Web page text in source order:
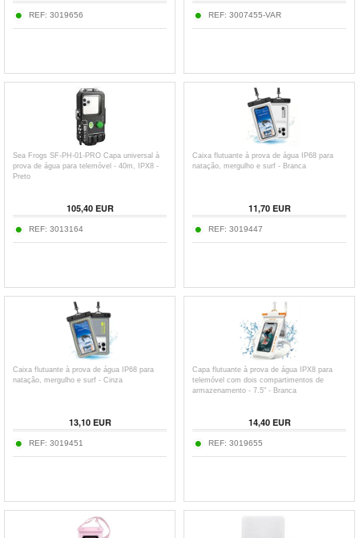
REF: 3019656 REF: 3007455-VAR
Sea Frogs SF-PH-01-PRO Capa universal à
prova de água para telemóvel - 40m, IPX8 -
Preto
105,40EUR
REF: 3013164
Caixa flutuante à prova de água IP68 para
natação, mergulho e surf - Branca
11,70EUR
REF: 3019447
Caixa flutuante à prova de água IP68 para
natação, mergulho e surf - Cinza
13,10EUR
REF: 3019451
Capa flutuante à prova de água IPX8 para
telemóvel com dois compartimentos de
armazenamento - 7.5" - Branca
14,40EUR
REF: 3019655